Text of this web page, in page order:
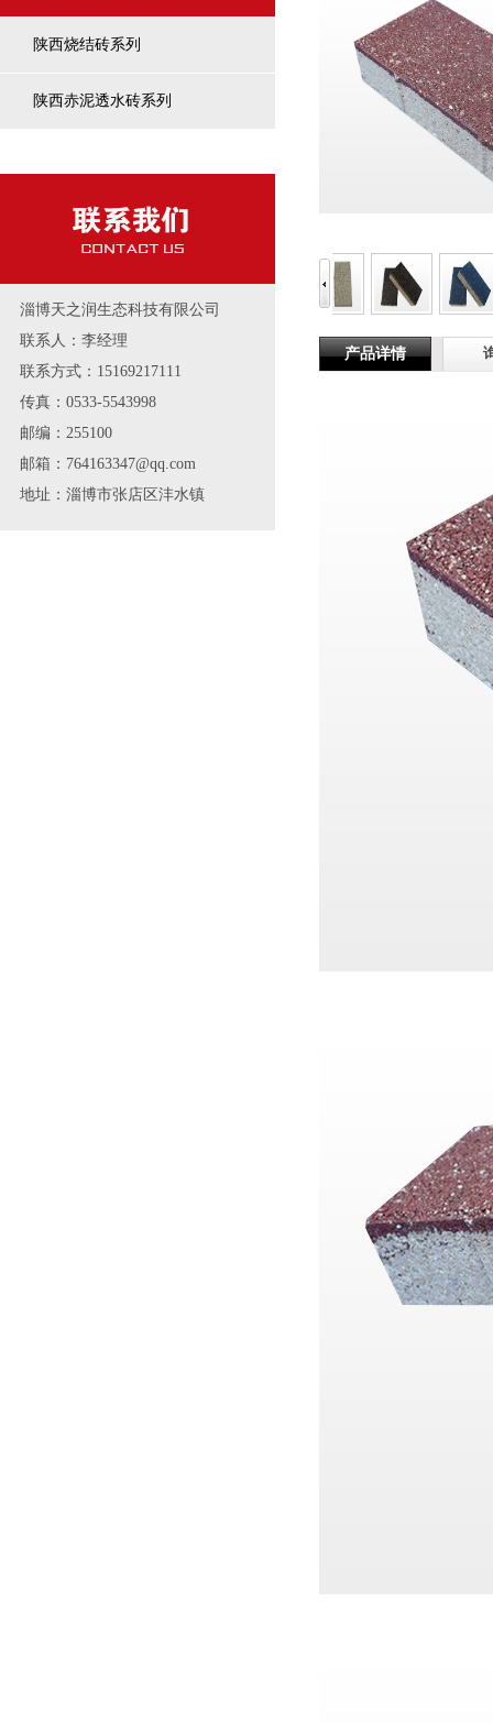
产品详情
陕西烧结砖系列
陕西赤泥透水砖系列
淄博天之润生态科技有限公司
联系人：李经理
联系方式：15169217111
传真：0533-5543998
邮编：255100
邮箱：764163347@qq.com
地址：淄博市张店区沣水镇